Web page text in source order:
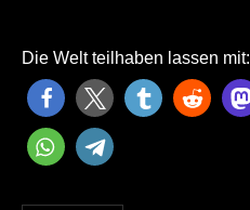
Die Welt teilhaben lassen mit: